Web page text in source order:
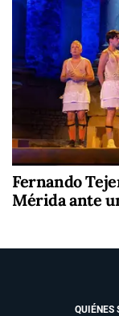
Fernando
Mérida ante
QUIÉNES